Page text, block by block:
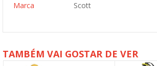
Marca
Scott
TAMBÉM VAI GOSTAR DE VER